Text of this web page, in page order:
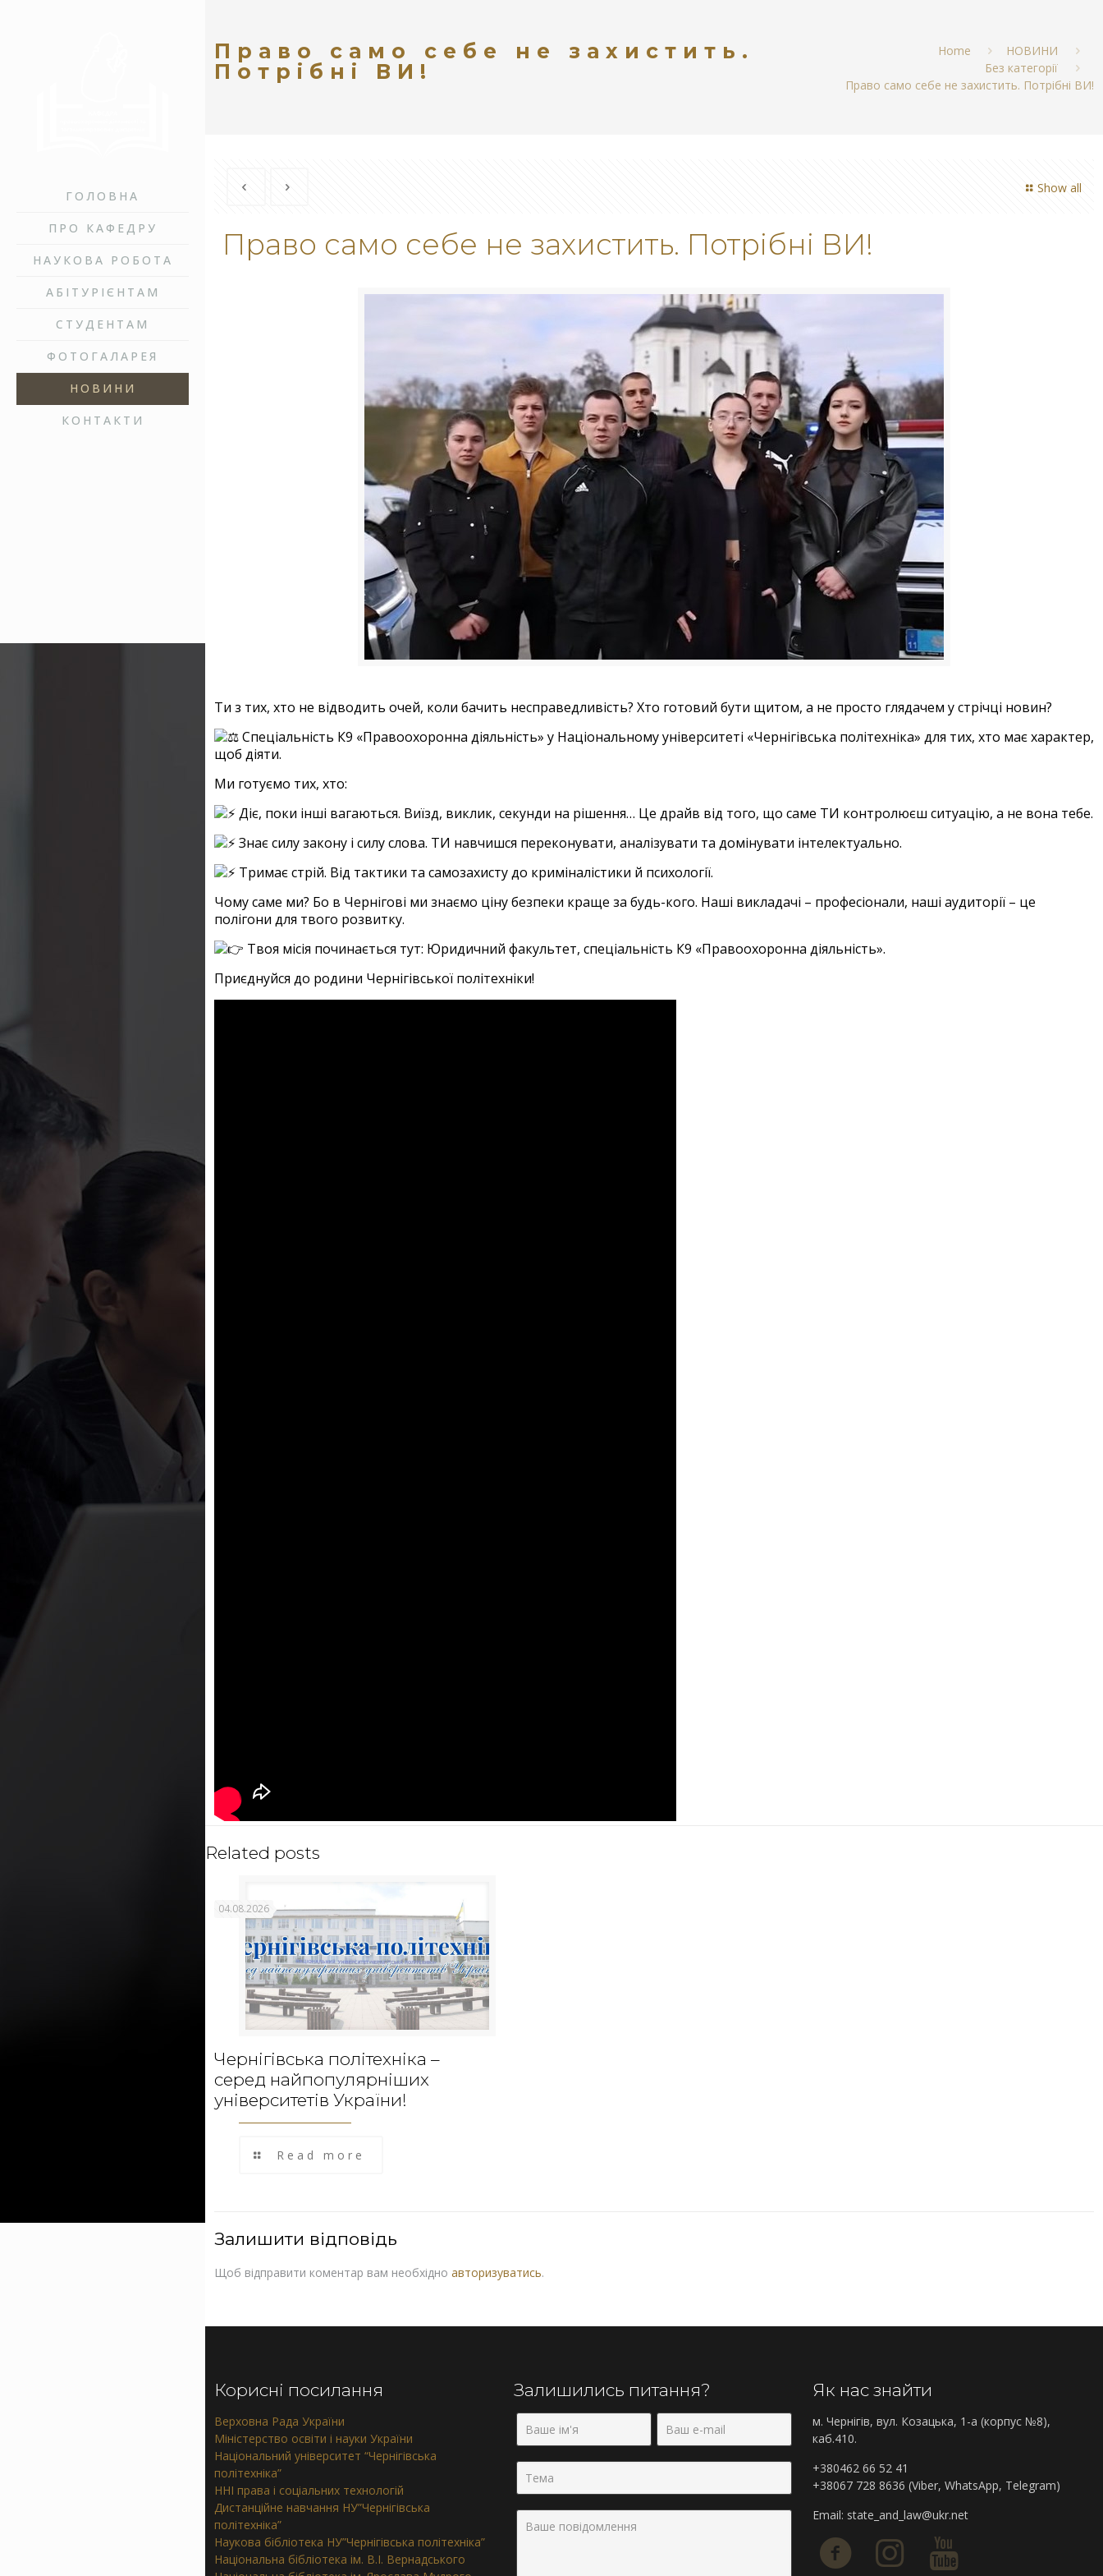
ГОЛОВНА
ПРО КАФЕДРУ
НАУКОВА РОБОТА
АБІТУРІЄНТАМ
СТУДЕНТАМ
ФОТОГАЛАРЕЯ
НОВИНИ
КОНТАКТИ
Право само себе не захистить.
Потрібні ВИ!
Home
НОВИНИ
Без категорії
Право само себе не захистить. Потрібні ВИ!
Show all
Право само себе не захистить. Потрібні ВИ!
Ти з тих, хто не відводить очей, коли бачить несправедливість? Хто готовий бути щитом, а не просто глядачем у стрічці новин?
Спеціальність К9 «Правоохоронна діяльність» у Національному університеті «Чернігівська політехніка» для тих, хто має характер,
щоб діяти.
Ми готуємо тих, хто:
Діє, поки інші вагаються. Виїзд, виклик, секунди на рішення… Це драйв від того, що саме ТИ контролюєш ситуацію, а не вона тебе.
Знає силу закону і силу слова. ТИ навчишся переконувати, аналізувати та домінувати інтелектуально.
Тримає стрій. Від тактики та самозахисту до криміналістики й психології.
Чому саме ми? Бо в Чернігові ми знаємо ціну безпеки краще за будь-кого. Наші викладачі – професіонали, наші аудиторії – це
полігони для твого розвитку.
Твоя місія починається тут: Юридичний факультет, спеціальність К9 «Правоохоронна діяльність».
Приєднуйся до родини Чернігівської політехніки!
Related posts
04.08.2026
Чернігівська політехніка –
серед найпопулярніших
університетів України!
Read more
Залишити відповідь
Щоб відправити коментар вам необхідно авторизуватись.
Корисні посилання
Верховна Рада України
Міністерство освіти і науки України
Національний університет “Чернігівська
політехніка”
ННІ права і соціальних технологій
Дистанційне навчання НУ”Чернігівська
політехніка”
Наукова бібліотека НУ”Чернігівська політехніка”
Національна бібліотека ім. В.І. Вернадського
Залишились питання? Як нас знайти
м. Чернігів, вул. Козацька, 1-а (корпус №8),
каб.410.
+380462 66 52 41
+38067 728 8636 (Viber, WhatsApp, Telegram)
Email: state_and_law@ukr.net